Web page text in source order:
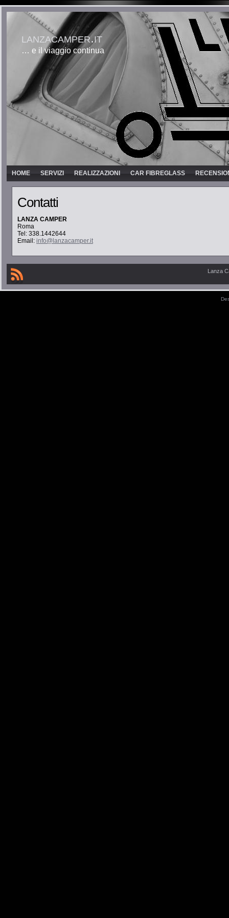
lanzacamper.it
… e il viaggio continua
HOME SERVIZI REALIZZAZIONI CAR FIBREGLASS
Contatti
LANZA CAMPER
Roma
Tel: 338.1442644
Email: info@lanzacamper.it
Lanza